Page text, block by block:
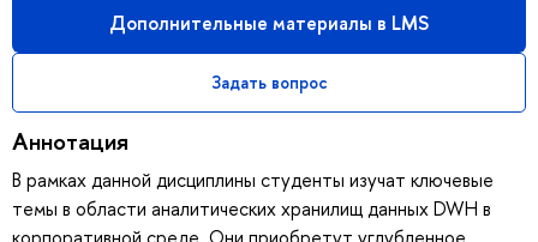
Дополнительные материалы в LMS
Задать вопрос
Аннотация
В рамках данной дисциплины студенты изучат ключевые
темы в области аналитических хранилищ данных DWH в